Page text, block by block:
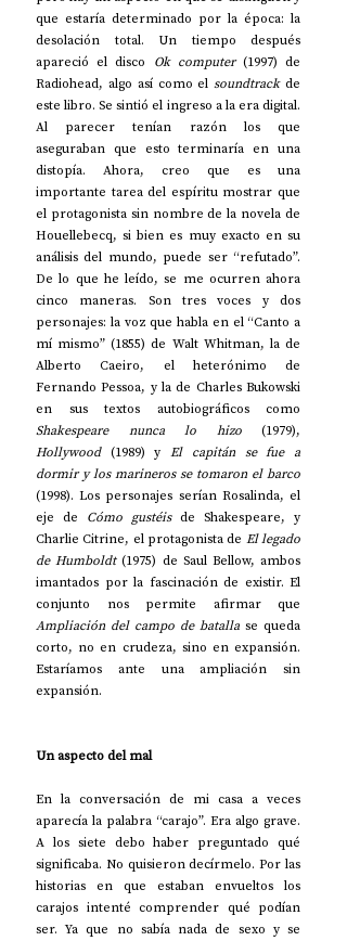
que estaría determinado por la época: la
desolación total. Un tiempo después
apareció el disco Ok computer (1997) de
Radiohead, algo así como el soundtrack de
este libro. Se sintió el ingreso a la era digital.
Al parecer tenían razón los que
aseguraban que esto terminaría en una
distopía. Ahora, creo que es una
importante tarea del espíritu mostrar que
el protagonista sin nombre de la novela de
Houellebecq, si bien es muy exacto en su
análisis del mundo, puede ser “refutado”.
De lo que he leído, se me ocurren ahora
cinco maneras. Son tres voces y dos
personajes: la voz que habla en el “Canto a
mí mismo” (1855) de Walt Whitman, la de
Alberto Caeiro, el heterónimo de
Fernando Pessoa, y la de Charles Bukowski
Shakespeare nunca lo hizo
Hollywood (1989) y El capitán se fue a
dormir y los marineros se tomaron el barco
(1998). Los personajes serían Rosalinda, el
eje de Cómo gustéis de Shakespeare, y
Charlie Citrine, el protagonista de El legado
de Humboldt (1975) de Saul Bellow, ambos
imantados por la fascinación de existir. El
Ampliación del campo de batalla se queda
corto, no en crudeza, sino en expansión.
Estaríamos ante una ampliación sin
expansión.
Un aspecto del mal
En la conversación de mi casa a veces
aparecía la palabra “carajo”. Era algo grave.
A los siete debo haber preguntado qué
significaba. No quisieron decírmelo. Por las
historias en que estaban envueltos los
carajos intenté comprender qué podían
ser. Ya que no sabía nada de sexo y se